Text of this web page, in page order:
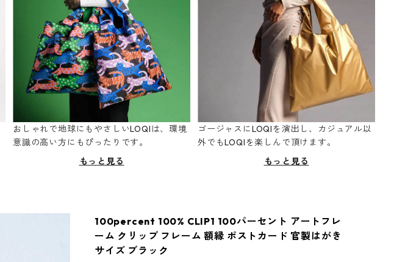
おしゃれで地球にもやさしいLOQIは、環境
意識の高い方にもぴったりです。
もっと見る
ゴージャスにLOQIを演出し、カジュアル以
外でもLOQIを楽しんで頂けます。
もっと見る
100percent 100% CLIP1 100パーセント アートフレ
ーム クリップ フレーム 額縁 ポストカード 官製はがき
サイズ ブラック